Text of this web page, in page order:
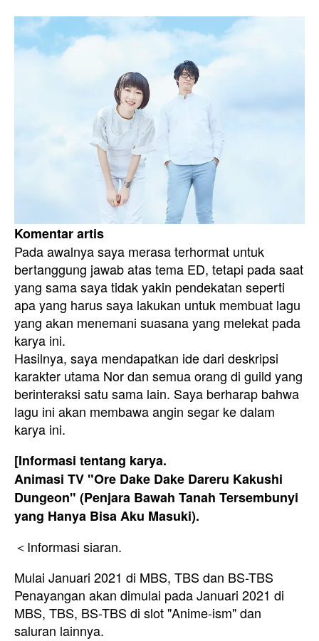
Komentar artis
Pada awalnya saya merasa terhormat untuk
bertanggung jawab atas tema ED, tetapi pada saat
yang sama saya tidak yakin pendekatan seperti
apa yang harus saya lakukan untuk membuat lagu
yang akan menemani suasana yang melekat pada
karya ini.
Hasilnya, saya mendapatkan ide dari deskripsi
karakter utama Nor dan semua orang di guild yang
berinteraksi satu sama lain. Saya berharap bahwa
lagu ini akan membawa angin segar ke dalam
karya ini.
[Informasi tentang karya.
Animasi TV "Ore Dake Dake Dareru Kakushi
Dungeon" (Penjara Bawah Tanah Tersembunyi
yang Hanya Bisa Aku Masuki).
＜Informasi siaran.
Mulai Januari 2021 di MBS, TBS dan BS-TBS
Penayangan akan dimulai pada Januari 2021 di
MBS, TBS, BS-TBS di slot "Anime-ism" dan
saluran lainnya.